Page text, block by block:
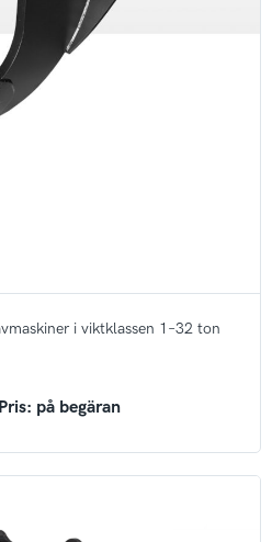
i viktklassen 1–32 ton
Pris: på begäran